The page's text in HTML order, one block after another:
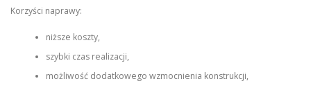
Korzyści naprawy:
niższe koszty,
szybki czas realizacji,
możliwość dodatkowego wzmocnienia konstrukcji,